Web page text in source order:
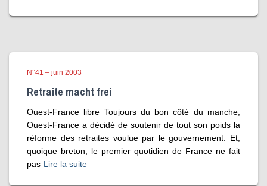
N°41 – juin 2003
Retraite macht frei
Ouest-France libre Toujours du bon côté du manche,
Ouest-France a décidé de soutenir de tout son poids la
réforme des retraites voulue par le gouvernement. Et,
quoique breton, le premier quotidien de France ne fait
pas Lire la suite